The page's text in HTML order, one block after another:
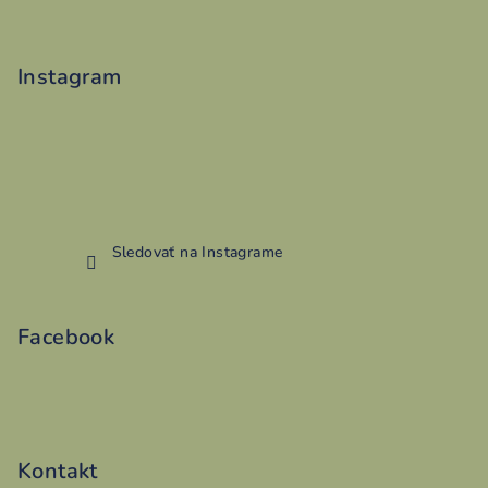
Instagram
Sledovať na Instagrame
Facebook
Kontakt